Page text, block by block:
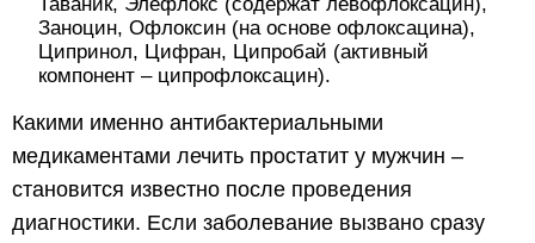
Заноцин, Офлоксин (на основе офлоксацина),
Ципринол, Цифран, Ципробай (активный
компонент – ципрофлоксацин).
Какими именно антибактериальными
медикаментами лечить простатит у мужчин –
становится известно после проведения
диагностики. Если заболевание вызвано сразу